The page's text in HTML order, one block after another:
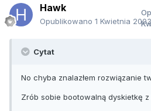
Hawk
Opublikowano 1 Kwietnia 2003
Cytat
No chyba znalazłem rozwiązanie
Zrób sobie bootowalną dyskietkę z